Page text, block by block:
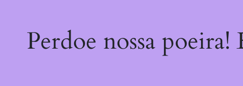
Perdoe nossa